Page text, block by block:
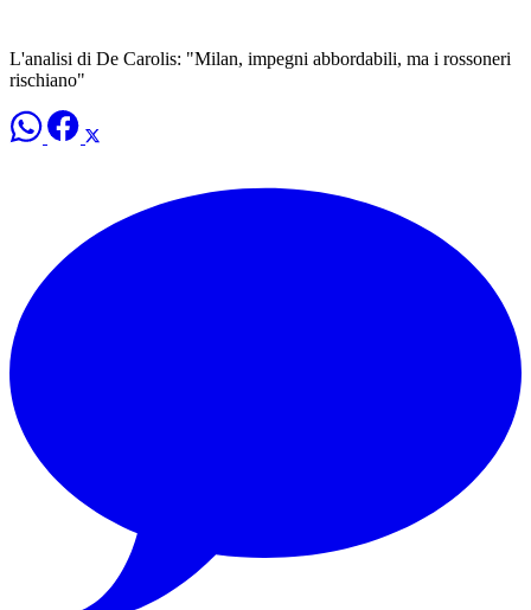
L'analisi di De Carolis: "Milan, impegni abbordabili, ma i rossoneri
rischiano"